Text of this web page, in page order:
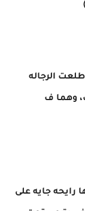
الرجاله
وهما ف
جايه على